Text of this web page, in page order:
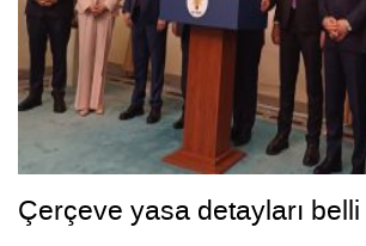
Çerçeve yasa detayları